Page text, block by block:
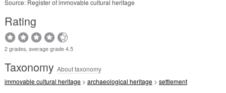
Source: Register of immovable cultural heritage
Rating
2 grades, average grade 4.5
Taxonomy About taxonomy
immovable cultural heritage> archaeological heritage> settlement